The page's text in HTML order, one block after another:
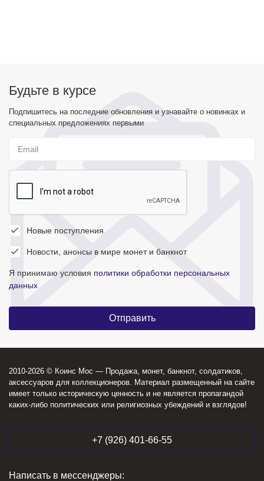
Будьте в курсе
Подпишитесь на последние обновления и узнавайте о новинках и
специальных предложениях первыми
Новые поступления
Новости, анонсы в мире монет и банкнот
Я принимаю условия политики обработки персональных
данных
2010-2026 © Коинс Мос — Продажа, монет, банкнот, солдатиков,
аксессуаров для коллекционеров. Материал размещенный на сайте
имеет только историческую ценность и не является пропагандой
каких-либо политических или религиозных убеждений и взглядов!
+7 (926) 401-66-55
Написать в мессенджеры: